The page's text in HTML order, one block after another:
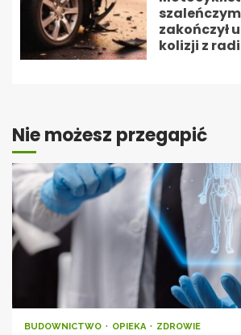
zakończył
kolizji z
Nie możesz przegapić
BUDOWNICTWO OPIEKA ZDROWIE